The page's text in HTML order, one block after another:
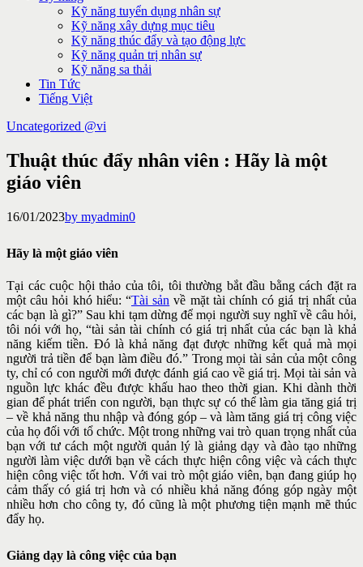
Kỹ năng tuyển dụng nhân sự
Kỹ năng xây dựng mục tiêu
Kỹ năng thúc đẩy và tạo động lực
Kỹ năng quản trị nhân sự
Kỹ năng sa thải
Tin Tức
Tiếng Việt
Uncategorized @vi
Thuật thúc đẩy nhân viên : Hãy là một
giáo viên
16/01/2023by myadmin0
Hãy là một giáo viên
Tại các cuộc hội thảo của tôi, tôi thường bắt đầu bằng cách đặt ra
một câu hỏi khó hiểu: “Tài sản về mặt tài chính có giá trị nhất của
cácbạn là gì?” Sau khi tạm dừng để mọi người suy nghĩ về câu hỏi,
tôi nóivới họ, “tài sản tài chính có giá trị nhất của các bạn là khả
năng kiếmtiền. Đó là khả năng đạt được những kết quả mà mọi
người trả tiền để bạn làm điều đó.” Trong mọi tài sản của một công
ty, chỉ có con người mới được đánh giá cao về giá trị. Mọi tài sản và
nguồn lực khác đều được khấu hao theo thời gian. Khi dành thời
gian để phát triển conngười, bạn thực sự có thể làm gia tăng giá trị
– về khả năng thu nhập vàđóng góp – và làm tăng giá trị công việc
của họ đối với tổ chức. Một trong những vai trò quan trọng nhất của
bạn với tư cách một người quản lý là giảng dạy và đào tạo những
người làm việc dưới bạn về cách thực hiện công việc và cách thực
hiện công việc tốt hơn. Với vai trò một giáo viên, bạn đang giúp họ
cảm thấy có giá trị hơn và có nhiều khả năngđóng góp ngày một
nhiều hơn cho công ty, đó cũng là một phương tiệnmạnh mẽ thúc
đẩy họ.
Giảng dạy là công việc của bạn